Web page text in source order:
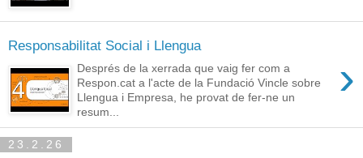
Responsabilitat Social i Llengua
›
Després de la xerrada que vaig fer com a
Respon.cat a l'acte de la Fundació Vincle sobre
Llengua i Empresa, he provat de fer-ne un
resum...
23.2.26